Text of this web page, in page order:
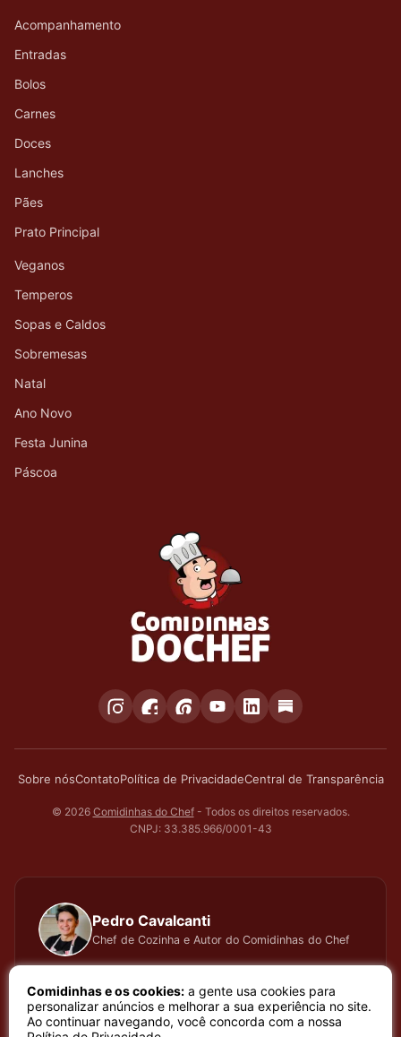
Acompanhamento
Entradas
Bolos
Carnes
Doces
Lanches
Pães
Prato Principal
Veganos
Temperos
Sopas e Caldos
Sobremesas
Natal
Ano Novo
Festa Junina
Páscoa
Sobre nósContatoPolítica de PrivacidadeCentral de Transparência
© 2026 Comidinhas do Chef- Todos os direitos reservados.
CNPJ: 33.385.966/0001-43
Pedro Cavalcanti
Chef de Cozinha e Autor do Comidinhas do Chef
atenção, testando cada receita que apresento, meu
trabalho é baseado em sentimento de amor e bem
Comidinhas e os cookies: a gente usa cookies para
personalizar anúncios e melhorar a sua experiência no site.
Ao continuar navegando, você concorda com a nossa